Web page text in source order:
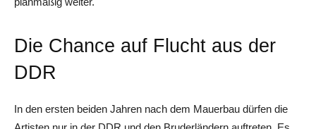
Die Chance auf Flucht aus der
DDR
In den ersten beiden Jahren nach dem Mauerbau dürfen die